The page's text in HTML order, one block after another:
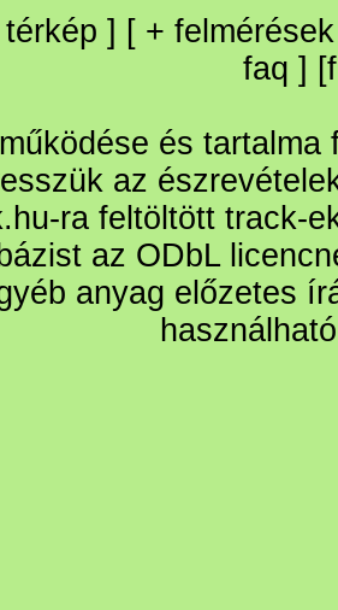
térkép ] [ + felmérések
faq ] [
és
az
ra feltöltött track-
az ODbL
anyag előzetes